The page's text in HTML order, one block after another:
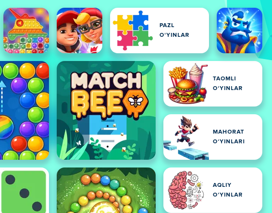
PAZL
OʻYINLAR
TAOMLI
OʻYINLAR
MAHORAT
OʻYINLARI
AQLIY
OʻYINLAR